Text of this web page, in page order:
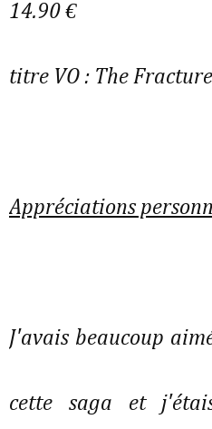
14.90 €
titre VO : The
Appréciations
J'avais beaucoup
cette saga et